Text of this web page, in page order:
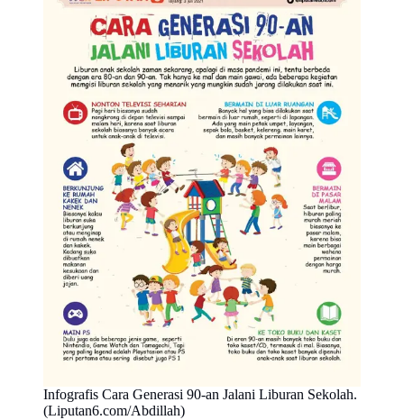
Infografis Cara Generasi 90-an Jalani Liburan Sekolah.
(Liputan6.com/Abdillah)